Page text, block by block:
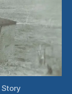
Story